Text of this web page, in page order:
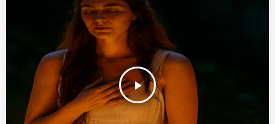
play_arrow